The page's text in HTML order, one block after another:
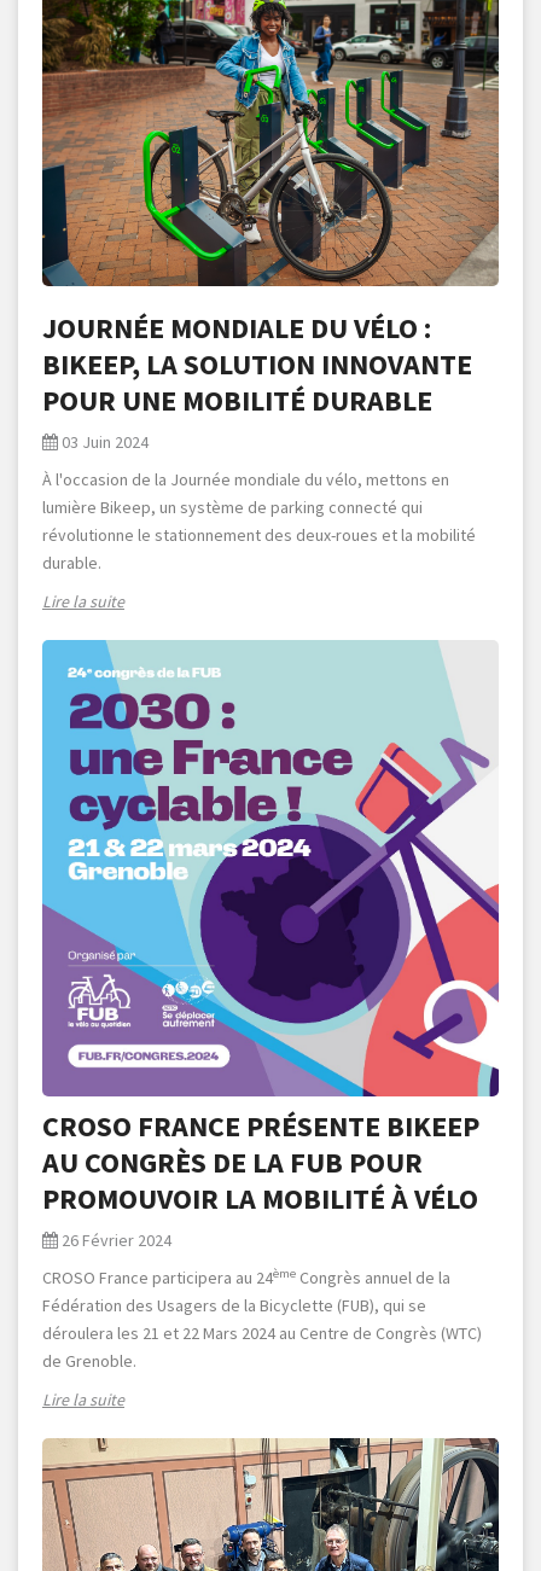
JOURNÉE MONDIALE DU VÉLO :
BIKEEP, LA SOLUTION INNOVANTE
POUR UNE MOBILITÉ DURABLE
03 Juin 2024
À l'occasion de la Journée mondiale du vélo, mettons en
lumière Bikeep, un système de parking connecté qui
révolutionne le stationnement des deux-roues et la mobilité
durable.
Lire la suite
CROSO FRANCE PRÉSENTE BIKEEP
AU CONGRÈS DE LA FUB POUR
PROMOUVOIR LA MOBILITÉ À VÉLO
26 Février 2024
CROSO France participera au 24ème Congrès annuel de la
Fédération des Usagers de la Bicyclette (FUB), qui se
déroulera les 21 et 22 Mars 2024 au Centre de Congrès (WTC)
de Grenoble.
Lire la suite